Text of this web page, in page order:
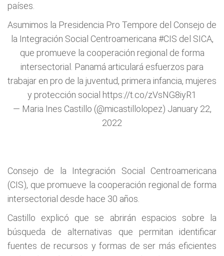
países.
Asumimos la Presidencia Pro Tempore del Consejo de
la Integración Social Centroamericana #CIS del SICA,
que promueve la cooperación regional de forma
intersectorial. Panamá articulará esfuerzos para
trabajar en pro de la juventud, primera infancia, mujeres
y protección social https://t.co/zVsNG8iyR1
— Maria Ines Castillo (@micastillolopez) January 22,
2022
Consejo de la Integración Social Centroamericana
(CIS), que promueve la cooperación regional de forma
intersectorial desde hace 30 años.
Castillo explicó que se abrirán espacios sobre la
búsqueda de alternativas que permitan identificar
fuentes de recursos y formas de ser más eficientes